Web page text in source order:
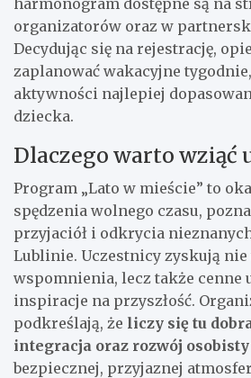
organizatorów oraz w
Decydując się na rejestrację,
zaplanować wakacyjne
aktywności najlepiej
dziecka.
Dlaczego warto wziąć
Program „Lato w mieście” to
spędzenia wolnego czasu,
przyjaciół i odkrycia
Lublinie. Uczestnicy zyskują
wspomnienia, lecz także cenne
inspiracje na przyszłość.
podkreślają, że liczy się tu
integracja oraz rozwój osobisty
bezpiecznej, przyjaznej